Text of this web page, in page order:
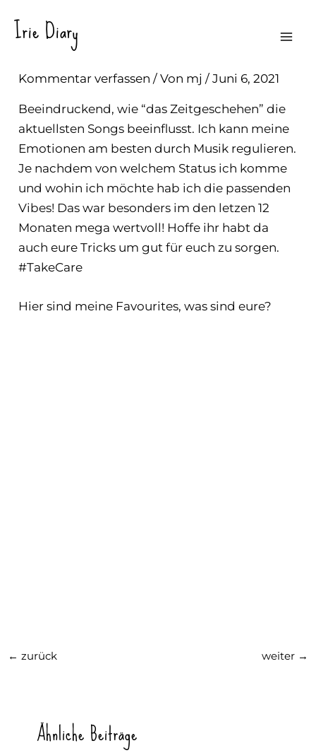
Inhalt
Irie Diary
RELEASED! MAY ’21
Kommentar verfassen / Von mj/Juni 6, 2021
Beeindruckend, wie “das Zeitgeschehen” die
aktuellsten Songs beeinflusst. Ich kann meine
Emotionen am besten durch Musik regulieren.
Je nachdem von welchem Status ich komme
und wohin ich möchte hab ich die passenden
Vibes! Das war besonders im den letzen 12
Monaten mega wertvoll! Hoffe ihr habt da
auch eure Tricks um gut für euch zu sorgen.
#TakeCare
Hier sind meine Favourites, was sind eure?
← zurück weiter →
Ähnliche Beiträge